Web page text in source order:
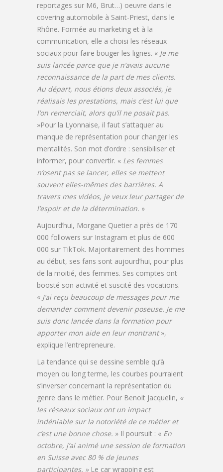
reportages sur M6, Brut…) oeuvre dans le
covering automobile à Saint-Priest, dans le
Rhône. Formée au marketing et à la
communication, elle a choisi les réseaux
sociaux pour faire bouger les lignes. « Je me
suis lancée parce que je n’avais aucune
reconnaissance de la part de mes clients.
Au départ, nous étions deux associés, je
réalisais les prestations, mais c’est lui que
l’on remerciait, alors qu’il ne posait pas.
»Pour la Lyonnaise, il faut s’attaquer au
manque de représentation pour changer les
mentalités. Son mot d’ordre : sensibiliser et
informer, pour convertir. « Les femmes
n’osent pas se lancer, elles se mettent
souvent elles-mêmes des barrières. A
travers mes vidéos, je veux leur partager de
l’espoir et de la détermination. »
Aujourd’hui, Morgane Quetier a près de 170
000 followers sur Instagram et plus de 600
000 sur TikTok. Majoritairement des hommes
au début, ses fans sont aujourd’hui, pour plus
de la moitié, des femmes. Ses comptes ont
boosté son activité et suscité des vocations.
« J’ai reçu beaucoup de messages pour me
demander comment devenir poseuse. Je me
suis donc lancée dans la formation pour
apporter mon aide en leur montrant»,
explique l’entrepreneure.
La tendance qui se dessine semble qu’à
moyen ou long terme, les courbes pourraient
s’inverser concernant la représentation du
genre dans le métier. Pour Benoit Jacquelin, «
les réseaux sociaux ont un impact
indéniable sur la notoriété de ce métier et
c’est une bonne chose. » Il poursuit : « En
octobre, j’ai animé une session de formation
en Suisse avec 80 % de jeunes
participantes. » Le car wrapping est